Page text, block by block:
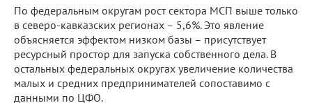
По федеральным округам рост сектора МСП выше только
в северо-кавказских регионах – 5,6%. Это явление
объясняется эффектом низком базы – присутствует
ресурсный простор для запуска собственного дела. В
остальных федеральных округах увеличение количества
малых и средних предпринимателей сопоставимо с
данными по ЦФО.